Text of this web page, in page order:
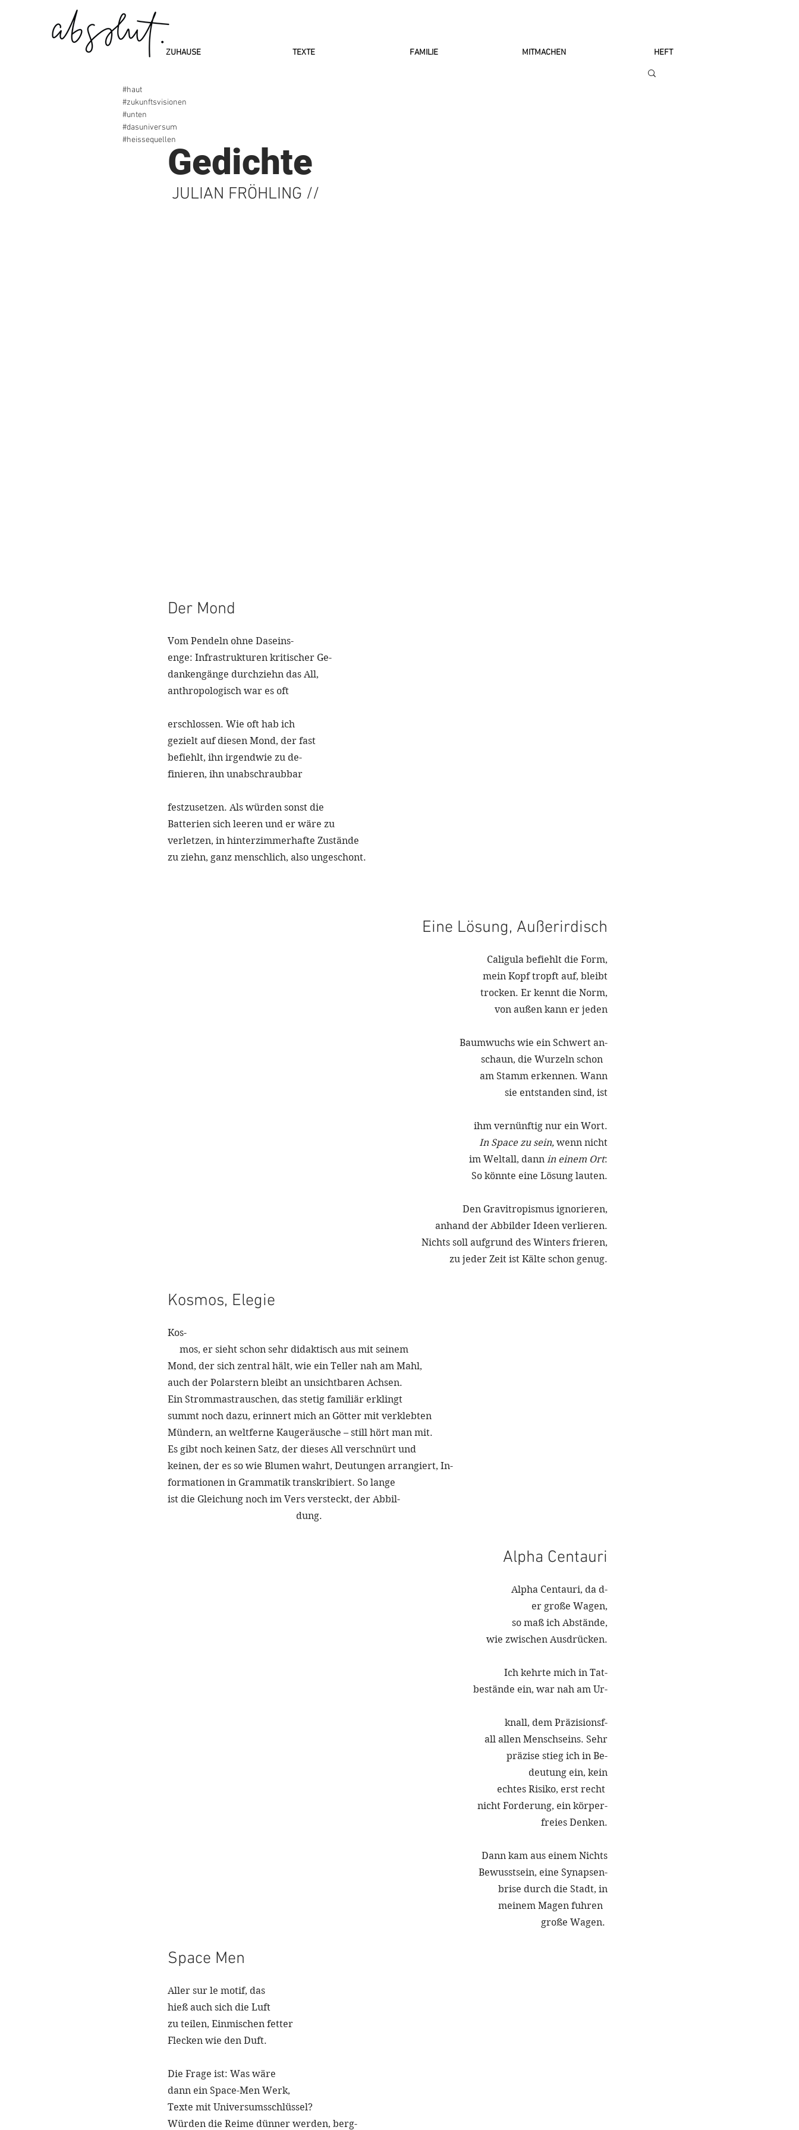
ZUHAUSE TEXTE FAMILIE MITMACHEN HEFT
Gedichte
1. Okt. 2024
JULIAN FRÖHLING //
Der Mond
Vom Pendeln ohne Daseins-
enge: Infrastrukturen kritischer Ge-
dankengänge durchziehn das All,
anthropologisch war es oft
erschlossen. Wie oft hab ich
gezielt auf diesen Mond, der fast
befiehlt, ihn irgendwie zu de-
finieren, ihn unabschraubbar
festzusetzen. Als würden sonst die
Batterien sich leeren und er wäre zu
verletzen, in hinterzimmerhafte Zustände
zu ziehn, ganz menschlich, also ungeschont.
Eine Lösung, Außerirdisch
Caligula befiehlt die Form,
mein Kopf tropft auf, bleibt
trocken. Er kennt die Norm,
von außen kann er jeden
Baumwuchs wie ein Schwert an-
schaun, die Wurzeln schon
am Stamm erkennen. Wann
sie entstanden sind, ist
ihm vernünftig nur ein Wort.
In Space zu sein, wenn nicht
im Weltall, dann in einem Ort:
So könnte eine Lösung lauten.
Den Gravitropismus ignorieren,
anhand der Abbilder Ideen verlieren.
Nichts soll aufgrund des Winters frieren,
zu jeder Zeit ist Kälte schon genug.
Kosmos, Elegie
Kos-
     mos, er sieht schon sehr didaktisch aus mit seinem
Mond, der sich zentral hält, wie ein Teller nah am Mahl,
auch der Polarstern bleibt an unsichtbaren Achsen.
Ein Strommastrauschen, das stetig familiär erklingt
summt noch dazu, erinnert mich an Götter mit verklebten
Mündern, an weltferne Kaugeräusche – still hört man mit.
Es gibt noch keinen Satz, der dieses All verschnürt und
keinen, der es so wie Blumen wahrt, Deutungen arrangiert, In-
formationen in Grammatik transkribiert. So lange
ist die Gleichung noch im Vers versteckt, der Abbil-
                                                      dung.
Alpha Centauri
Alpha Centauri, da d-
er große Wagen,
so maß ich Abstände,
wie zwischen Ausdrücken.
Ich kehrte mich in Tat-
bestände ein, war nah am Ur-
knall, dem Präzisionsf-
all allen Menschseins. Sehr
präzise stieg ich in Be-
deutung ein, kein
echtes Risiko, erst recht
nicht Forderung, ein körper-
freies Denken.
Dann kam aus einem Nichts
Bewusstsein, eine Synapsen-
brise durch die Stadt, in
meinem Magen fuhren
große Wagen.
Space Men
Aller sur le motif, das
hieß auch sich die Luft
zu teilen, Einmischen fetter
Flecken wie den Duft.
Die Frage ist: Was wäre
dann ein Space-Men Werk,
Texte mit Universumsschlüssel?
Würden die Reime dünner werden, berg-
#haut
#zukunftsvisionen
#unten
#dasuniversum
#heissequellen